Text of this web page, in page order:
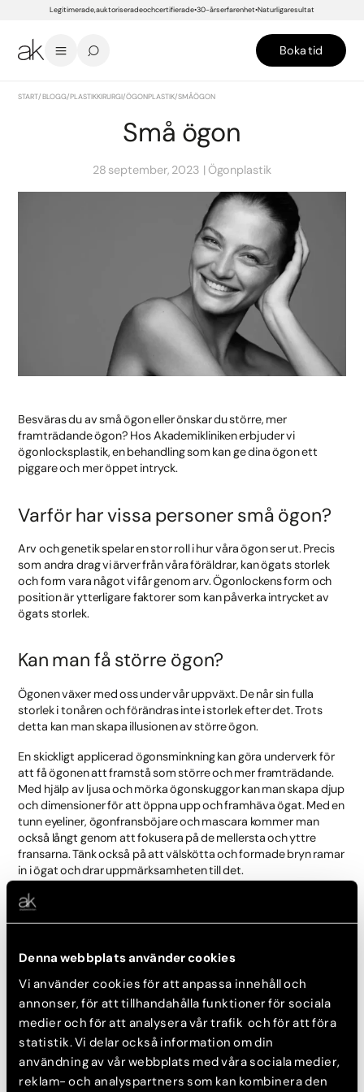
Denna webbplats använder cookies
Vi använder cookies för att anpassa innehåll och
annonser, för att tillhandahålla funktioner för sociala
medier och för att analysera vår trafik och för att föra
statistik. Vi delar också information om din
användning av vår webbplats med våra sociala medier,
reklam- och analyspartners som kan kombinera den
Legitimerade, auktoriserade och certifierade 30-års erfarenhet Naturliga resultat
Boka tid
START/BLOGG/PLASTIKKIRURGI/ÖGONPLASTIK/SMÅ ÖGON
Små ögon
28 september, 2023 Ögonplastik
Besväras du av små ögon eller önskar du större, mer
framträdande ögon? Hos Akademikliniken erbjuder vi
ögonlocksplastik, en behandling som kan ge dina ögon ett
piggare och mer öppet intryck.
Varför har vissa personer små ögon?
Arv och genetik spelar en stor roll i hur våra ögon ser ut. Precis
som andra drag vi ärver från våra föräldrar, kan ögats storlek
och form vara något vi får genom arv. Ögonlockens form och
position är ytterligare faktorer som kan påverka intrycket av
ögats storlek.
Kan man få större ögon?
Ögonen växer med oss under vår uppväxt. De når sin fulla
storlek i tonåren och förändras inte i storlek efter det. Trots
detta kan man skapa illusionen av större ögon.
En skickligt applicerad ögonsminkning kan göra underverk för
att få ögonen att framstå som större och mer framträdande.
Med hjälp av ljusa och mörka ögonskuggor kan man skapa djup
och dimensioner för att öppna upp och framhäva ögat. Med en
tunn eyeliner, ögonfransböjare och mascara kommer man
också långt genom att fokusera på de mellersta och yttre
fransarna. Tänk också på att välskötta och formade bryn ramar
in i ögat och drar uppmärksamheten till det.
Men om du är trött på att alltid behöva sminka dina ögon och
permanent och på så vis åtgärda till exempel trötta eller
svullna ögon som uppfattas som små.
Naturliga proportioner
Hos oss på Akademikliniken är det viktigt att tillsammans
diskutera dina önskemål och gå igenom realistiska